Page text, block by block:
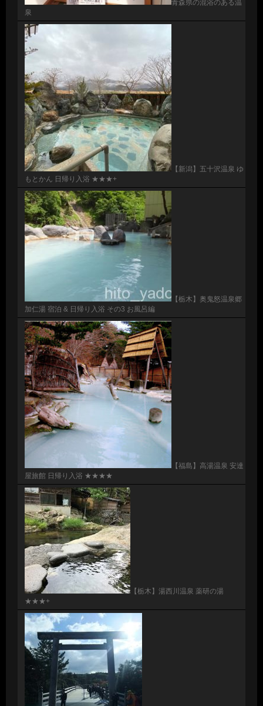
青森県の混浴のある温
泉
【新潟】五十沢温泉 ゆ
もとかん 日帰り入浴 ★★★+
【栃木】奥鬼怒温泉郷
加仁湯 宿泊 & 日帰り入浴 その3 お風呂編
【福島】高湯温泉 安達
屋旅館 日帰り入浴 ★★★★
【栃木】湯西川温泉 薬研の湯
★★★+